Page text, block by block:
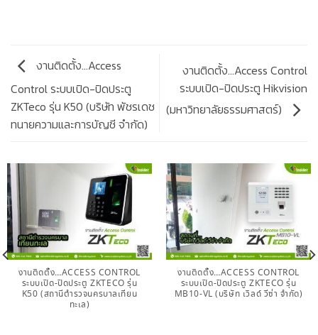
งานติดตั้ง…Access
Control ระบบเปิด-ปิดประตู
ZKTeco รุ่น K50 (บริษัท พัชรเดช
ทนายความและการบัญชี จำกัด)
งานติดตั้ง…Access Control
ระบบเปิด-ปิดประตู Hikvision
(มหาวิทยาลัยธรรมศาสตร์)
งานติดตั้ง…ACCESS CONTROL
ระบบเปิด-ปิดประตู ZKTECO รุ่น
K50 (สถานีตำรวจนครบาลเทียน
ทะเล)
งานติดตั้ง…ACCESS CONTROL
ระบบเปิด-ปิดประตู ZKTECO รุ่น
MB10-VL (บริษัท เวิลด์ วีซ่า จำกัด)